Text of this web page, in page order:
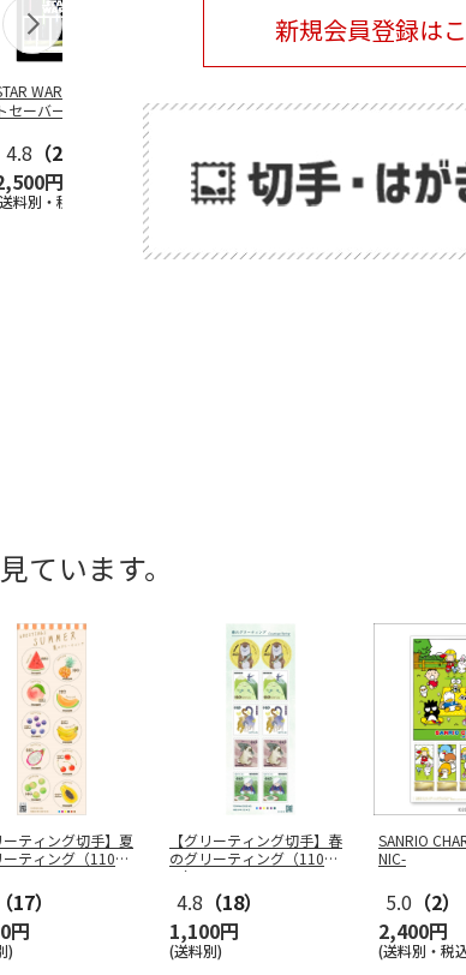
WARS／ライ
セーバー デザイ
4.8 （21）
円
料別・税込)
CHARACTERS -
2,400円
(送料別・税込)
CHARACTERS -BUS
5.0
2,400円
(送料別・税込)
新規会員登録は
ています。
ーティング切手】夏
ーティング（110
（17）
円
)
【グリーティング切手】春
のグリーティング（110
円）
4.8 （18）
1,100円
(送料別)
SANRIO
NIC-
5.0 （2）
2,400円
(送料別・税